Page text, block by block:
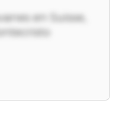
en Suisse,